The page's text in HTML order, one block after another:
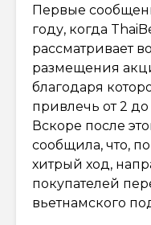
Первые
году, когда
рассматривает
размещения
благодаря
привлечь от 2
Вскоре после
сообщила, что,
хитрый ход,
покупателей
вьетнамского